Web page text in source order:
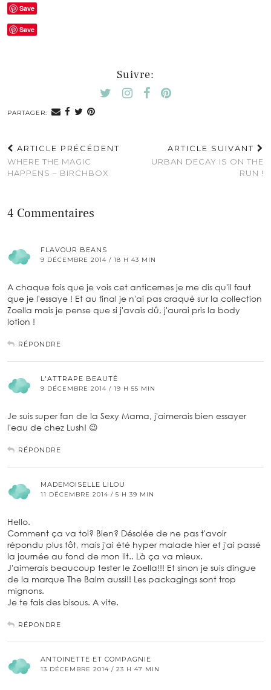
Save
Save
Suivre:
PARTAGER:
ARTICLE PRÉCÉDENT
WHERE THE MAGIC
HAPPENS – BIRCHBOX
ARTICLE SUIVANT
URBAN DECAY IS ON THE
RUN !
4 Commentaires
FLAVOUR BEANS
9 DÉCEMBRE 2014 / 18 H 43 MIN
A chaque fois que je vois cet anticernes je me dis qu'il faut
que je l'essaye ! Et au final je n'ai pas craqué sur la collection
Zoella mais je pense que si j'avais dû, j'aurai pris la body
lotion !
RÉPONDRE
L'ATTRAPE BEAUTÉ
9 DÉCEMBRE 2014 / 19 H 55 MIN
Je suis super fan de la Sexy Mama, j'aimerais bien essayer
l'eau de chez Lush! 😉
RÉPONDRE
MADEMOISELLE LILOU
11 DÉCEMBRE 2014 / 5 H 39 MIN
Hello.
Comment ça va toi? Bien? Désolée de ne pas t'avoir
répondu plus tôt, mais j'ai été hyper malade hier et j'ai passé
la journée au fond de mon lit.. Là ça va mieux.
J'aimerais beaucoup tester le Zoella!!! Et sinon je suis dingue
de la marque The Balm aussi!! Les packagings sont trop
mignons.
Je te fais des bisous. A vite.
RÉPONDRE
ANTOINETTE ET COMPAGNIE
13 DÉCEMBRE 2014 / 23 H 47 MIN